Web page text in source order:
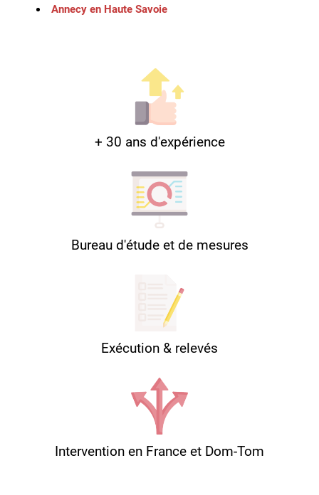
Annecy en Haute Savoie
+ 30 ans d'expérience
Bureau d'étude et de mesures
Exécution & relevés
Intervention en France et Dom-Tom